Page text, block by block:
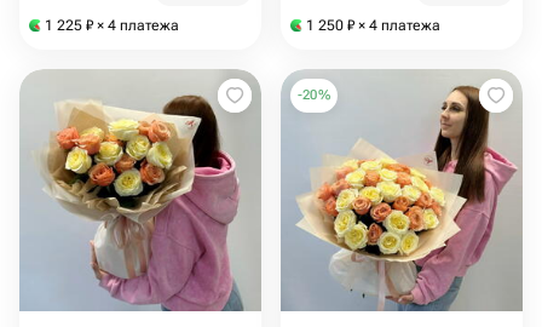
1 225 ₽ × 4 платежа 1 250 ₽ × 4 платежа
-20%